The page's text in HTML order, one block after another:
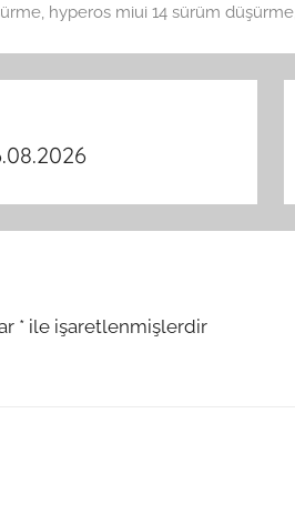
, hyperos miui 14 sürüm düşürme
* ile işaretlenmişlerdir